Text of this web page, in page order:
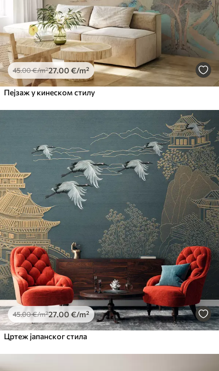
Premium Vinil
.0039.00€/m²
Peel and Stick
81.6749.00€/m²
45.00€/m²27.00 €/m²
Пејзаж у кинеском стилу
45.00€/m²27.00 €/m²
Цртеж јапанског стила